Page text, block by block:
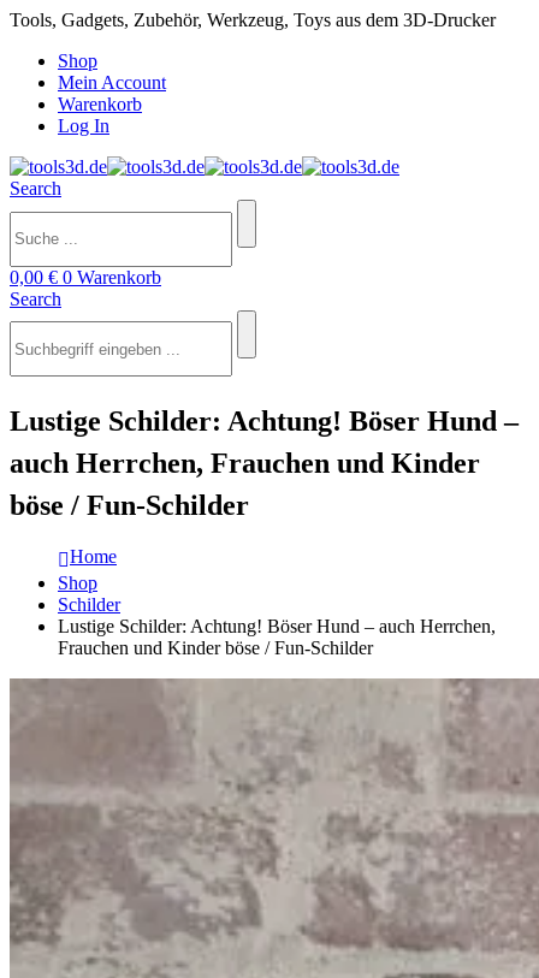
Tools, Gadgets, Zubehör, Werkzeug, Toys aus dem 3D-Drucker
Shop
Mein Account
Warenkorb
Log In
Search
0,00 € 0 Warenkorb
Search
Lustige Schilder: Achtung! Böser Hund –
auch Herrchen, Frauchen und Kinder
böse / Fun-Schilder
Home
Shop
Schilder
Lustige Schilder: Achtung! Böser Hund – auch Herrchen,
Frauchen und Kinder böse / Fun-Schilder